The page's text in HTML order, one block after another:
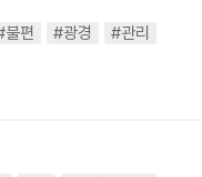
불편 #광경
#관리